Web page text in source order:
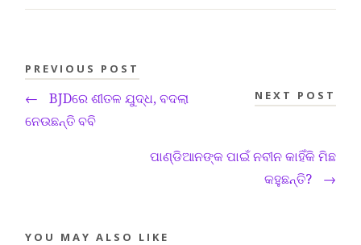
PREVIOUS POST
←
BJDରେ ଶୀତଳ ଯୁଦ୍ଧ, ବଦଲା
ନେଉଛନ୍ତି ବବି
NEXT POST
ପାଣ୍ଡିଆନଙ୍କ ପାଇଁ ନବୀନ କାହିଁକି ମିଛ
କହୁଛନ୍ତି?
→
YOU MAY ALSO LIKE